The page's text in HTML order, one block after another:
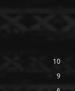
10
9